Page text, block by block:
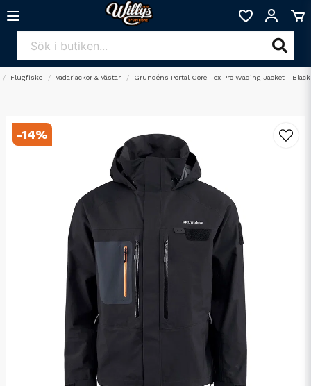
Flugfiske Vadarjackor & Västar Grundéns Portal Gore-Tex Pro Wading Jacket - Black
-14%